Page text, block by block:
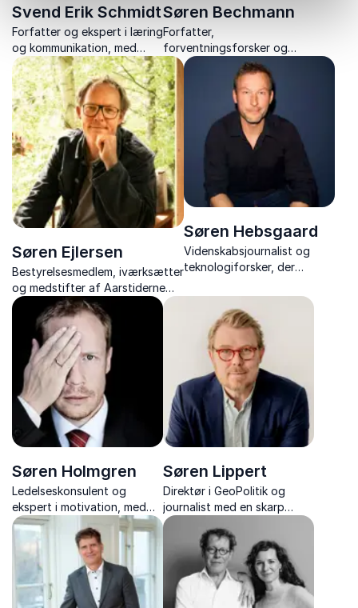
Svend Erik Schmidt
Forfatter og ekspert i læring
og kommunikation, med
fokus på
motivationspædagogik og
praksisnær undervisning.
Søren Bechmann
Forfatter,
forventningsforsker og
foredragsholder viser
hvordan forventninger
styrker relationer, trivsel og
handlekraft.
Søren Ejlersen
Bestyrelsesmedlem, iværksætter
og medstifter af Aarstiderne
med bæredygtige visioner og
fokus på klima, fællesskab og
samfund
Søren Hebsgaard
Videnskabsjournalist og
teknologiforsker, der
med humor og indsigt i
vores digitale liv og vaner.
Søren Holmgren
Ledelseskonsulent og
ekspert i motivation, med
foredrag der inkluderer
humor og indsigt om
motivation, ledelse og
personlig udvikling.
Søren Lippert
Direktør i GeoPolitik og
journalist med en skarp
stemme i debatten om
demokratiets fremtid.